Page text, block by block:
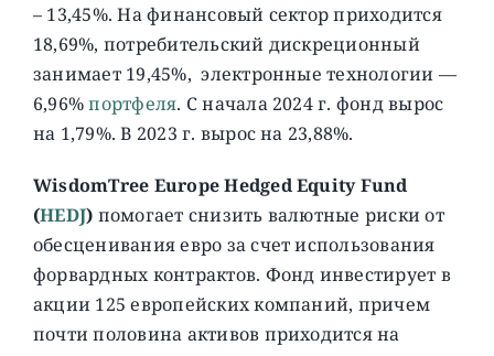
– 13,45%. На финансовый сектор приходится
18,69%, потребительский дискреционный
занимает 19,45%, электронные технологии —
6,96%портфеля. C начала 2024 г. фонд вырос
на 1,79%. В 2023 г. вырос на 23,88%.
WisdomTree Europe Hedged Equity Fund
(HEDJ) помогает снизить валютные риски от
обесценивания евро за счет использования
форвардных контрактов. Фонд инвестирует в
акции 125 европейских компаний, причем
почти половина активов приходится на